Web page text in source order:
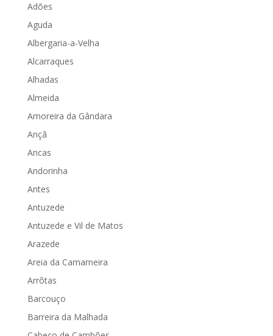
Adões
Aguda
Albergaria-a-Velha
Alcarraques
Alhadas
Almeida
Amoreira da Gândara
Ançã
Ancas
Andorinha
Antes
Antuzede
Antuzede e Vil de Matos
Arazede
Areia da Camarneira
Arrôtas
Barcouço
Barreira da Malhada